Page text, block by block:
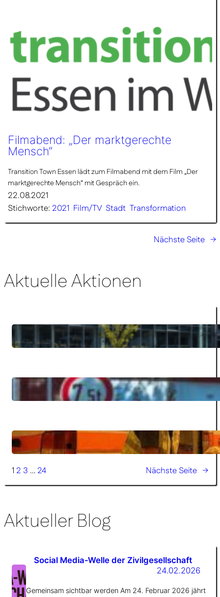
Filmabend: „Der marktgerechte
Mensch“
Transition Town Essen lädt zum Filmabend mit dem Film „Der
marktgerechte Mensch“ mit Gespräch ein.
22.08.2021
Stichworte: 2021 Film/TV Stadt Transformation
Nächste Seite →
Aktuelle Aktionen
31.07.2026
Hitzetote in NRW: Warum wir in
Essen endlich entschlossener
handeln müssen
27.07.2026GUTES KLIMA FESTIVAL 2026
08.07.2026
100 Todesfälle an nur drei Tagen
– wie viele Warnsignale
brauchen wir noch?
1 2 3 … 24 Nächste Seite →
Aktueller Blog
Social Media-Welle der Zivilgesellschaft
24.02.2026
Gemeinsam sichtbar werden Am 24. Februar 2026 jährt